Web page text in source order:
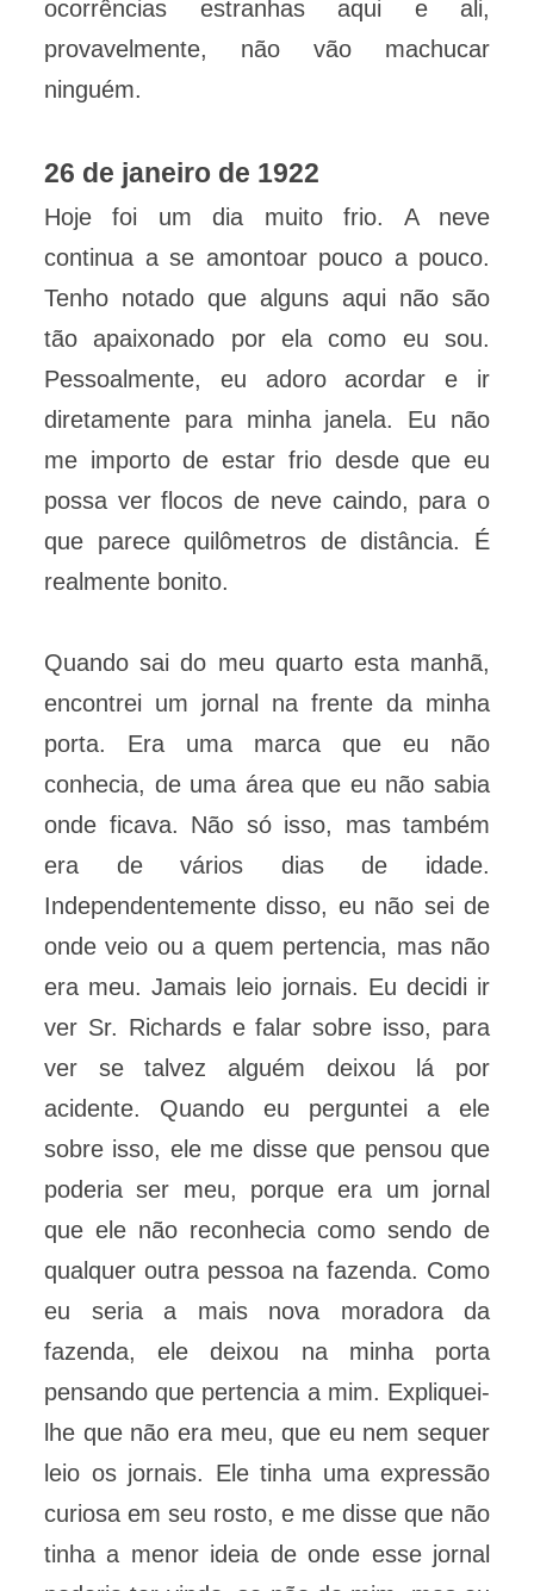
ocorrências estranhas aqui e ali,
provavelmente, não vão machucar
ninguém.
26 de janeiro de 1922
Hoje foi um dia muito frio. A neve
continua a se amontoar pouco a pouco.
Tenho notado que alguns aqui não são
tão apaixonado por ela como eu sou.
Pessoalmente, eu adoro acordar e ir
diretamente para minha janela. Eu não
me importo de estar frio desde que eu
possa ver flocos de neve caindo, para o
que parece quilômetros de distância. É
realmente bonito.
Quando sai do meu quarto esta manhã,
encontrei um jornal na frente da minha
porta. Era uma marca que eu não
conhecia, de uma área que eu não sabia
onde ficava. Não só isso, mas também
era de vários dias de idade.
Independentemente disso, eu não sei de
onde veio ou a quem pertencia, mas não
era meu. Jamais leio jornais. Eu decidi ir
ver Sr. Richards e falar sobre isso, para
ver se talvez alguém deixou lá por
acidente. Quando eu perguntei a ele
sobre isso, ele me disse que pensou que
poderia ser meu, porque era um jornal
que ele não reconhecia como sendo de
qualquer outra pessoa na fazenda. Como
eu seria a mais nova moradora da
fazenda, ele deixou na minha porta
pensando que pertencia a mim. Expliquei-
lhe que não era meu, que eu nem sequer
leio os jornais. Ele tinha uma expressão
curiosa em seu rosto, e me disse que não
tinha a menor ideia de onde esse jornal